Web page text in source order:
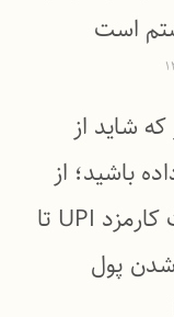
است
که شاید از
باشید؛ از
بازگشت کارمزد UPI تا
پول